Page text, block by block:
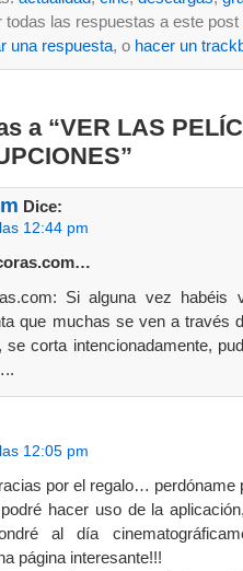
todas las respuestas a este
una respuesta, o hacer un
a “VER LAS
Dice:
12:44 pm
Si alguna vez habéis
que muchas se ven a través
se corta intencionadamente,
12:05 pm
por el regalo…
hacer uso de la
al día
página interesante!!!